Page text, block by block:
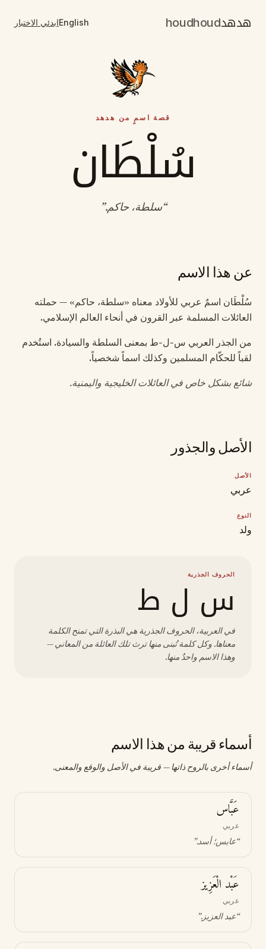
هدهدhoudhoud
Englishابدئي الاختبار
قصة اسمٍ من هدهد
سُلْطَان
“سلطة، حاكم.”
عن هذا الاسم
سُلْطَان اسمٌ عربي للأولاد معناه «سلطة، حاكم» — حملته
العائلات المسلمة عبر القرون في أنحاء العالم الإسلامي.
من الجذر العربي س-ل-ط بمعنى السلطة والسيادة. استُخدم
لقباً للحكّام المسلمين وكذلك اسماً شخصياً.
شائع بشكل خاص في العائلات الخليجية واليمنية.
الأصل والجذور
الأصل
عربي
النوع
ولد
الحروف الجذرية
س ل ط
في العربية، الحروف الجذرية هي البذرة التي تمنح الكلمة
معناها. وكل كلمة تُبنى منها ترث تلك العائلة من المعاني —
وهذا الاسم واحدٌ منها.
أسماء قريبة من هذا الاسم
أسماء أخرى بالروح ذاتها — قريبة في الأصل والوقع والمعنى.
عَبَّاس
عربي
“عابس؛ أسد.”
عَبْد الْعَزِيز
عربي
“عبد العزيز.”